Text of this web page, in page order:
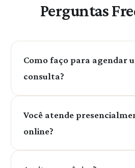
Perguntas
Como faço para agendar
consulta?
99999-0403. Será um prazer
Você atende
online?